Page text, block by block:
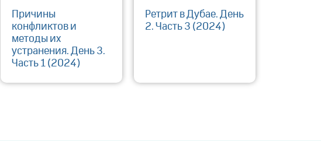
Причины
конфликтов и
методы их
устранения. День 3.
Часть 1 (2024)
Ретрит в Дубае. День
2. Часть 3 (2024)